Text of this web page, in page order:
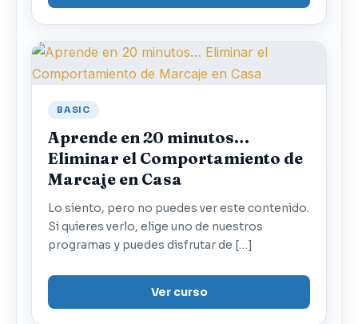
BASIC
Aprende en 20 minutos…
Eliminar el Comportamiento de
Marcaje en Casa
Lo siento, pero no puedes ver este contenido.
Si quieres verlo, elige uno de nuestros
programas y puedes disfrutar de […]
Ver curso